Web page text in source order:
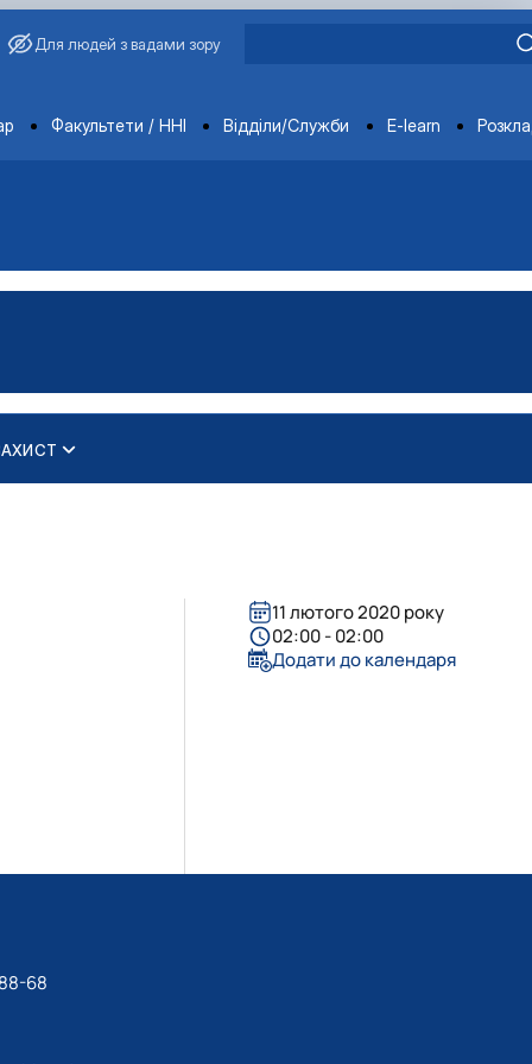
Для людей з вадами зору
Факультети / ННІ Відділи/Служби E-learn
11 лютого 2020 року
02:00 - 02:00
Додати до календаря
68